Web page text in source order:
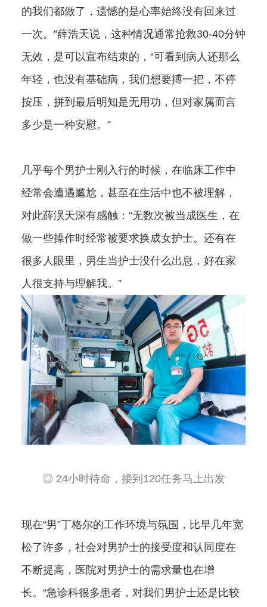
的我们都做了，遗憾的是心率始终没有回来过
一次。”薛浩天说，这种情况通常抢救30-40分钟
无效，是可以宣布结束的，“可看到病人还那么
年轻，也没有基础病，我们想要搏一把，不停
按压，拼到最后明知是无用功，但对家属而言
多少是一种安慰。”
几乎每个男护士刚入行的时候，在临床工作中
经常会遭遇尴尬，甚至在生活中也不被理解，
对此薛淏天深有感触：“无数次被当成医生，在
做一些操作时经常被要求换成女护士。还有在
很多人眼里，男生当护士没什么出息，好在家
人很支持与理解我。”
◎ 24小时待命，接到120任务马上出发
现在“男”丁格尔的工作环境与氛围，比早几年宽
松了许多，社会对男护士的接受度和认同度在
不断提高，医院对男护士的需求量也在增
长。“急诊科很多患者，对我们男护士还是比较